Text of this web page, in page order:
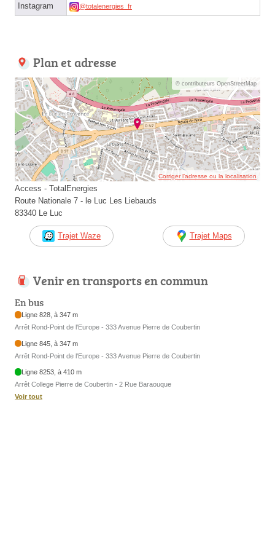
Instagram @totalenergies_fr
Plan et adresse
© contributeurs OpenStreetMap
Corriger l’adresse ou la localisation
Access - TotalEnergies
Route Nationale 7 - le Luc Les Liebauds
83340 Le Luc
Trajet Waze Trajet Maps
Venir en transports en commun
En bus
Ligne 828, à 347 m
Arrêt Rond-Point de l'Europe - 333 Avenue Pierre de Coubertin
Ligne 845, à 347 m
Arrêt Rond-Point de l'Europe - 333 Avenue Pierre de Coubertin
Ligne 8253, à 410 m
Arrêt College Pierre de Coubertin - 2 Rue Baraouque
Voir tout